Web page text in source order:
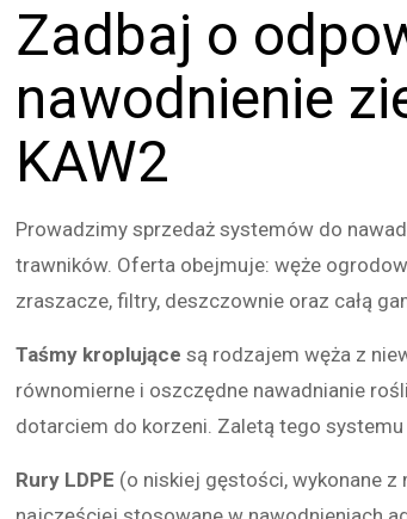
Zadbaj o
nawodnienie
KAW2
Prowadzimy sprzedaż systemów do
trawników. Oferta obejmuje: węże
zraszacze, filtry, deszczownie oraz całą
Taśmy kroplujące są rodzajem węża z
równomierne i oszczędne nawadnianie
dotarciem do korzeni. Zaletą tego
Rury LDPE (o niskiej gęstości, wykonane z